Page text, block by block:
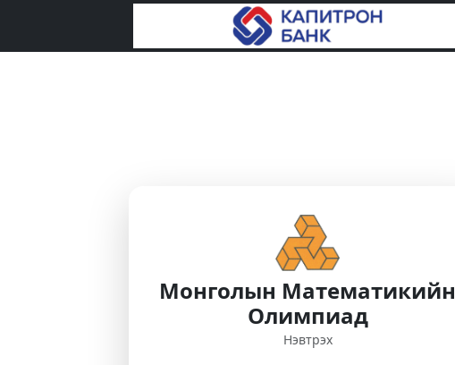
Монголын Математикийн
Олимпиад
Нэвтрэх